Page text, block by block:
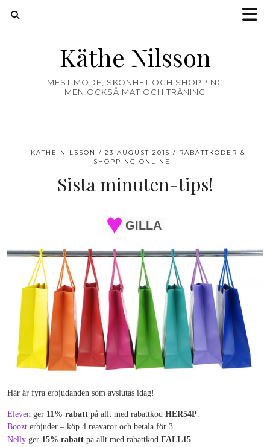
Käthe Nilsson
MEST MODE, SKÖNHET OCH SHOPPING
MEN OCKSÅ MAT OCH TRÄNING
KÄTHE NILSSON 23 AUGUST 2015
RABATTKODER &
SHOPPING ONLINE
Sista minuten-tips!
GILLA
Här är fyra erbjudanden som avslutas idag!
Eleven ger 11% rabatt på allt med rabattkod HER54P.
Boozt erbjuder – köp 4 reavaror och betala för 3.
Nelly ger 15% rabatt på allt med rabattkod FALL15.